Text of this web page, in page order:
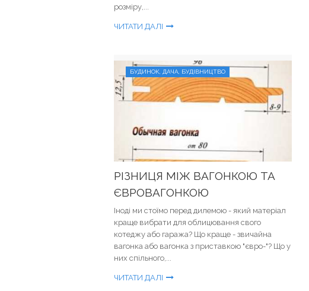
розміру,...
ЧИТАТИ ДАЛІ
БУДИНОК, ДАЧА, БУДІВНИЦТВО
РІЗНИЦЯ МІЖ ВАГОНКОЮ ТА
ЄВРОВАГОНКОЮ
Іноді ми стоїмо перед дилемою - який матеріал
краще вибрати для облицювання свого
котеджу або гаража? Що краще - звичайна
вагонка або вагонка з приставкою "євро-"? Що у
них спільного,...
ЧИТАТИ ДАЛІ